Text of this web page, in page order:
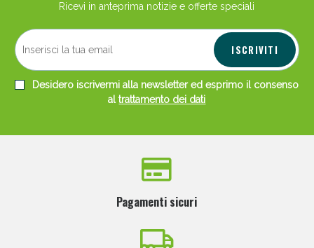
Ricevi in anteprima notizie e offerte speciali
ISCRIVITI
Desidero iscrivermi alla newsletter ed esprimo il consenso
altrattamento dei dati
Pagamenti sicuri